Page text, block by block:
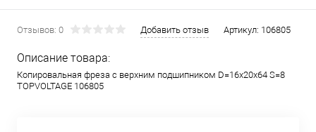
Отзывов: 0 Добавить отзыв Артикул: 106805
Описание товара:
Копировальная фреза с верхним подшипником D=16x20x64 S=8
TOPVOLTAGE 106805